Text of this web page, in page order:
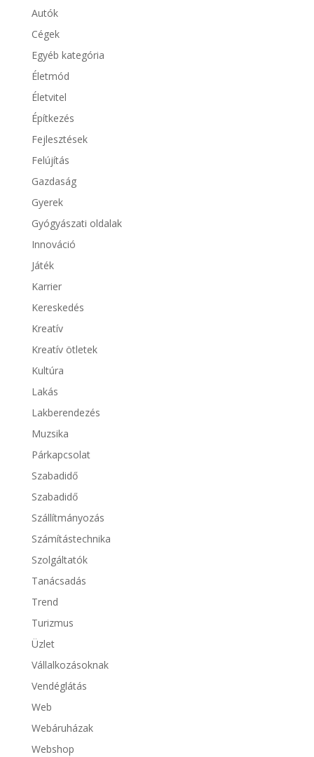
Autók
Cégek
Egyéb kategória
Életmód
Életvitel
Építkezés
Fejlesztések
Felújítás
Gazdaság
Gyerek
Gyógyászati oldalak
Innováció
Játék
Karrier
Kereskedés
Kreatív
Kreatív ötletek
Kultúra
Lakás
Lakberendezés
Muzsika
Párkapcsolat
Szabadidő
Szabadidő
Szállítmányozás
Számítástechnika
Szolgáltatók
Tanácsadás
Trend
Turizmus
Üzlet
Vállalkozásoknak
Vendéglátás
Web
Webáruházak
Webshop